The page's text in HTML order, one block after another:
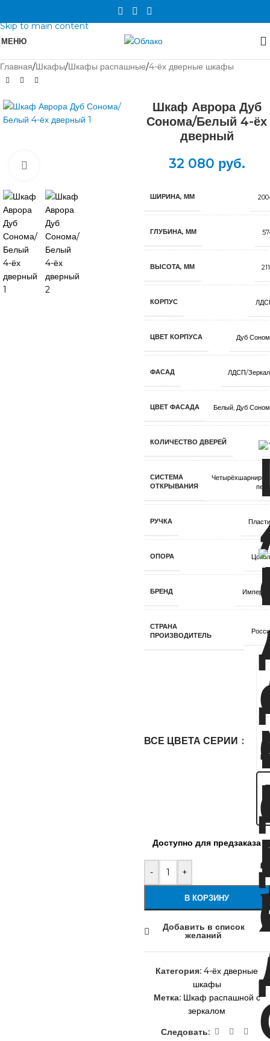
Skip to main content
МЕНЮ
Главная/Шкафы/Шкафы распашные/4-ёх дверные шкафы
Шкаф Аврора Дуб
Сонома/Белый 4-ёх
дверный
32 080 руб.
ШИРИНА, ММ
ГЛУБИНА, ММ
ВЫСОТА, ММ
КОРПУС
ЦВЕТ КОРПУСА Дуб
ФАСАД ЛДСП/
ЦВЕТ ФАСАДА Белый, Дуб
КОЛИЧЕСТВО ДВЕРЕЙ
СИСТЕМА
ОТКРЫВАНИЯ
РУЧКА
ОПОРА
БРЕНД
СТРАНА
ПРОИЗВОДИТЕЛЬ
ВСЕ ЦВЕТА СЕРИИ
Доступно для предзаказа
- +
В КОРЗИНУ
Добавить в список
желаний
Категория: 4-ёх дверные
шкафы
Метка: Шкаф распашной с
зеркалом
Следовать: